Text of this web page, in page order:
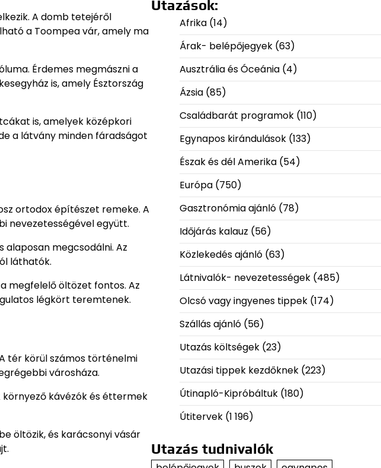
A domb tetejéről
a Toompea vár, amely ma
Érdemes megmászni a
is, amely Észtország
is, amelyek középkori
a látvány minden fáradságot
ortodox építészet remeke. A
nevezetességével együtt.
megcsodálni. Az
láthatók.
megfelelő öltözet fontos. Az
légkört teremtenek.
tér körül számos történelmi
városháza.
kávézók és éttermek
öltözik, és karácsonyi vásár
Utazások:
Afrika(14)
Árak- belépőjegyek(63)
Ausztrália és Óceánia(4)
Ázsia(85)
Családbarát programok(110)
Egynapos kirándulások(133)
Észak és dél Amerika(54)
Európa(750)
Gasztronómia ajánló(78)
Időjárás kalauz (56)
Közlekedés ajánló(63)
Látnivalók- nevezetességek(485)
Olcsó vagy ingyenes tippek(174)
Szállás ajánló(56)
Utazás költségek(23)
Utazási tippek kezdőknek(223)
Útinapló-Kipróbáltuk(180)
Útitervek(1 196)
Utazás tudnivalók